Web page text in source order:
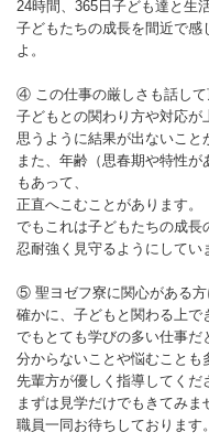
24時間、365日子ども達と生
子どもたちの成長を間近で感
よ。
④ この仕事の厳しさも話して
子どもとの関わり方や対応が
思うように結果が出ないこと
また、年齢（思春期や特性
もあって、
正直へこむことがあります。
でもこれは子どもたちの成長
忍耐強く見守るようにしてい
⑤ 聖ヨゼフ寮に関心がある方
確かに、子どもと関わる上で
でもとても学びの多い仕事だ
分からないことや悩むことも
先輩方が優しく指導してくだ
まずは見学だけでもきてみま
職員一同お待ちしております。